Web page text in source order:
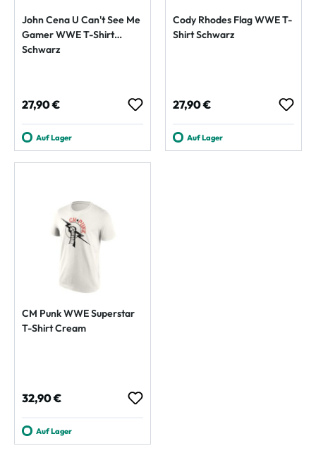
John Cena U Can't See Me
Gamer WWE T-Shirt
Schwarz
Regulärer Preis:
27,90 €
Auf Lager
Cody Rhodes Flag WWE T-
Shirt Schwarz
Regulärer Preis:
27,90 €
Auf Lager
CM Punk WWE Superstar
T-Shirt Cream
Regulärer Preis:
32,90 €
Auf Lager